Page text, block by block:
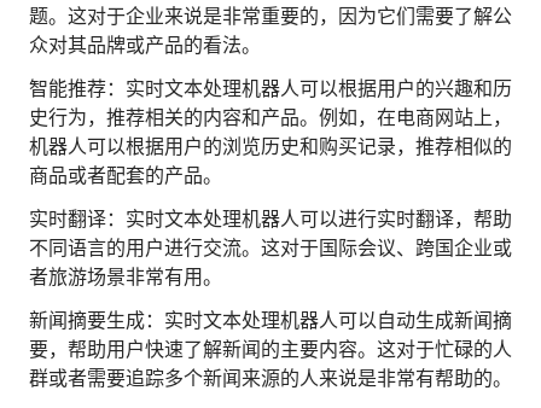
财务
智能票据 | 自动报税 | 自动存单 | 智能审计
题。这对于企业来说是非常重要的，因为它们需要了解公
众对其品牌或产品的看法。
智能推荐：实时文本处理机器人可以根据用户的兴趣和历
史行为，推荐相关的内容和产品。例如，在电商网站上，
机器人可以根据用户的浏览历史和购买记录，推荐相似的
商品或者配套的产品。
实时翻译：实时文本处理机器人可以进行实时翻译，帮助
不同语言的用户进行交流。这对于国际会议、跨国企业或
者旅游场景非常有用。
新闻摘要生成：实时文本处理机器人可以自动生成新闻摘
要，帮助用户快速了解新闻的主要内容。这对于忙碌的人
群或者需要追踪多个新闻来源的人来说是非常有帮助的。